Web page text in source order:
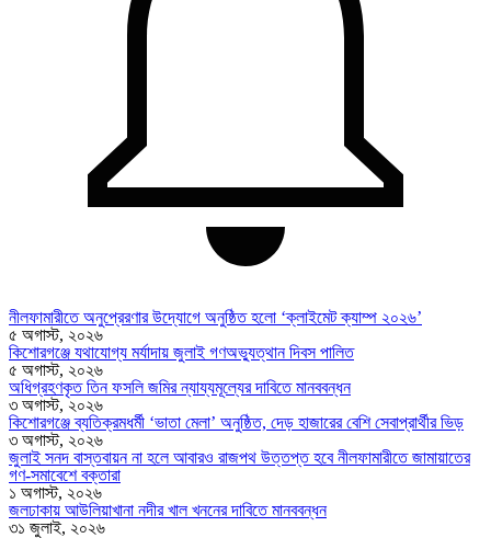
নীলফামারীতে অনুপ্রেরণার উদ্যোগে অনুষ্ঠিত হলো ‘ক্লাইমেট ক্যাম্প ২০২৬’
৫ অগাস্ট, ২০২৬
কিশোরগঞ্জে যথাযোগ্য মর্যাদায় জুলাই গণঅভ্যুত্থান দিবস পালিত
৫ অগাস্ট, ২০২৬
অধিগ্রহণকৃত তিন ফসলি জমির ন্যায্যমূল্যের দাবিতে মানববন্ধন
৩ অগাস্ট, ২০২৬
কিশোরগঞ্জে ব্যতিক্রমধর্মী ‘ভাতা মেলা’ অনুষ্ঠিত, দেড় হাজারের বেশি সেবাপ্রার্থীর ভিড়
৩ অগাস্ট, ২০২৬
জুলাই সনদ বাস্তবায়ন না হলে আবারও রাজপথ উত্তপ্ত হবে নীলফামারীতে জামায়াতের
গণ-সমাবেশে বক্তারা
১ অগাস্ট, ২০২৬
জলঢাকায় আউলিয়াখানা নদীর খাল খননের দাবিতে মানববন্ধন
৩১ জুলাই, ২০২৬